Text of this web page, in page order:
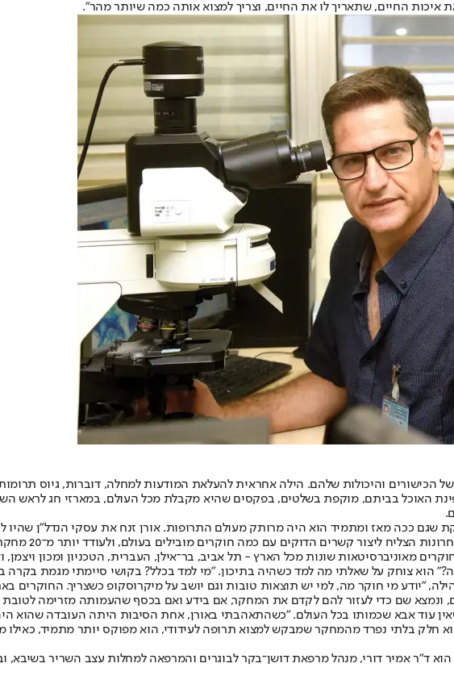
החיים, שתאריך לו את החיים, וצריך למצוא אותה כמה שיותר מהר".
של הכישורים והיכולות שלהם. הילה אחראית להעלאת המודעות למחלה, דוברות, גיוס
האוכל בביתם, מוקפת בשלטים, בפקסים שהיא מקבלת מכל העולם, במארזי חג לראש
שגם ככה מאז ומתמיד הוא היה מרותק מעולם התרופות. אורן זנח את עסקי הנדל"ן
קשרים הדוקים עם כמה חוקרים מובילים בעולם, ולעודד יותר מ־20 מחקרים ישראליים בנושא.
מאוניברסיטאות שונות מכל הארץ - תל אביב, בר־אילן, העברית, הטכניון ומכון
הוא צוחק על שאלתי מה למד כשהיה בתיכון. "מי למד בכלל? בקושי סיימתי מגמת בקרה
"יודע מי חוקר מה, למי יש תוצאות טובות וגם יושב על מיקרוסקופ כשצריך.
ונמצא שם כדי לעזור להם לקדם את המחקר, אם בידע ואם בכסף שהעמותה מזרימה לטובת
עוד אבא שכמותו בכל העולם. "כשהתאהבתי באורן, אחת הסיבות היתה העובדה שהוא
חלק בלתי נפרד מהמחקר שמבקש למצוא תרופה לעידודי, הוא מפוקס יותר מתמיד, כאילו
ד"ר אמיר דורי, מנהל מרפאת דושן־בקר לבוגרים והמרפאה למחלות עצב השריר בשיבא,